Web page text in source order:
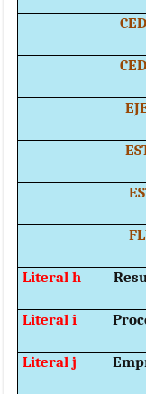
CEDULA
CEDULA
Literal h
Literal i
Literal j